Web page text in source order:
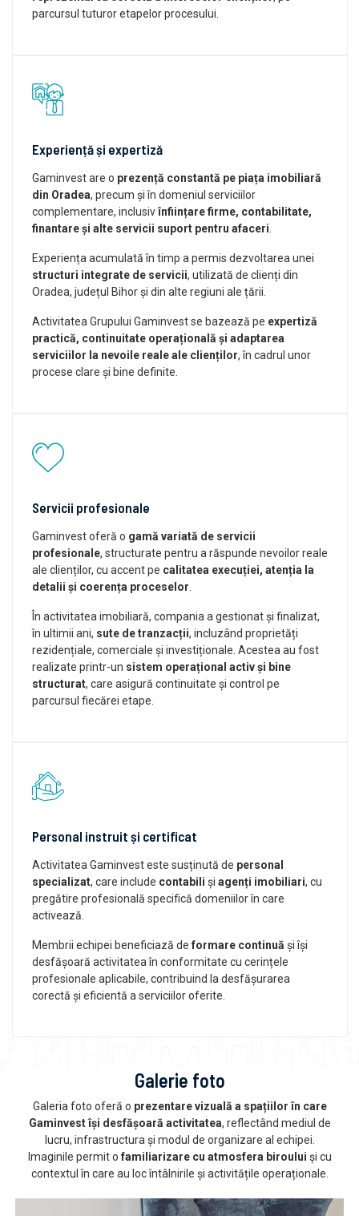
parcursul tuturor etapelor procesului.
Experiență și expertiză
Gaminvest are o prezență constantă pe piața imobiliară
din Oradea, precum și în domeniul serviciilor
complementare, inclusivînființare firme, contabilitate,
finantare și alte servicii suport pentru afaceri
Experiența acumulată în timp a permis dezvoltarea unei
structuri integrate de servicii, utilizată de clienți din
Oradea, județul Bihor și din alte regiuni ale țării.
Activitatea Grupului Gaminvest se bazează pe expertiză
practică, continuitate operațională și adaptarea
serviciilor la nevoile reale ale clienților, în cadrul unor
procese clare și bine definite.
Servicii profesionale
Gaminvest oferă o gamă variată de servicii
profesionale, structurate pentru a răspunde nevoilor reale
ale clienților, cu accent pe calitatea execuției, atenția la
detalii și coerența proceselor
În activitatea imobiliară, compania a gestionat și finalizat,
în ultimii ani, sute de tranzacții, incluzând proprietăți
rezidențiale, comerciale și investiționale. Acestea au fost
realizate printr-un sistem operațional activ și bine
structurat, care asigură continuitate și control pe
parcursul fiecărei etape.
Personal instruit și certificat
Activitatea Gaminvest este susținută de personal
specializat, care include contabili și agenți imobiliari, cu
pregătire profesională specifică domeniilor în care
activează.
Membrii echipei beneficiază de formare continuă și își
desfășoară activitatea în conformitate cu cerințele
profesionale aplicabile, contribuind la desfășurarea
corectă și eficientă a serviciilor oferite.
Galerie foto
Galeria foto oferă o prezentare vizuală a spațiilor în care
Gaminvest își desfășoară activitatea, reflectând mediul de
lucru, infrastructura și modul de organizare al echipei.
Imaginile permit o familiarizare cu atmosfera biroului și cu
contextul în care au loc întâlnirile și activitățile operaționale.